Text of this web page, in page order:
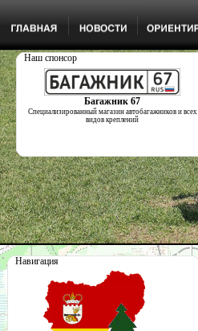
Наш спонсор
Багажник 67
Специализированный магазин автобагажников и всех
видов креплений
Навигация